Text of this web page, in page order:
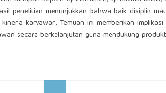
penelitian menunjukkan bahwa baik disiplin
karyawan. Temuan ini memberikan
secara berkelanjutan guna mendukung